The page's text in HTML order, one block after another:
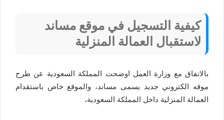
كيفية التسجيل في موقع مساند
لاستقبال العمالة المنزلية
بالاتفاق مع وزارة العمل اوضحت المملكة السعودية عن طرح
موقه الكتروني جديد يسمى مساند، والموقع خاص باستقدام
العمالة المنزلية داخل المملكة السعودية،